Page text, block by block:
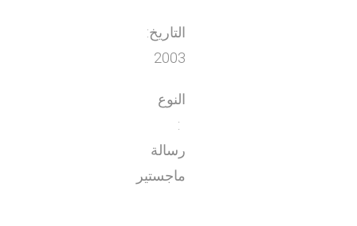
التاريخ:
2003
النوع
:
رسالة
ماجستير